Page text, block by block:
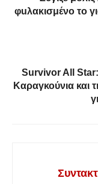
φuλακισμένο το
Survivor All Star:
Καραγκούνια και